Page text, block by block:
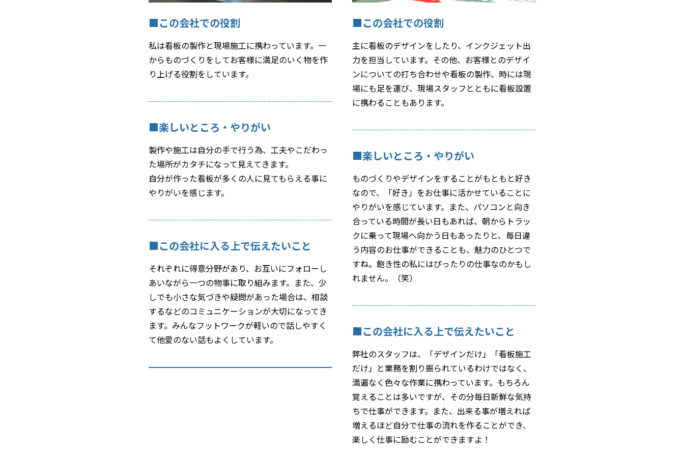
■この会社での役割
私は看板の製作と現場施工に携わっています。一
からものづくりをしてお客様に満足のいく物を作
り上げる役割をしています。
■楽しいところ・やりがい
製作や施工は自分の手で行う為、工夫やこだわっ
た場所がカタチになって見えてきます。
自分が作った看板が多くの人に見てもらえる事に
やりがいを感じます。
■この会社に入る上で伝えたいこと
それぞれに得意分野があり、お互いにフォローし
あいながら一つの物事に取り組みます。また、少
しでも小さな気づきや疑問があった場合は、相談
するなどのコミュニケーションが大切になってき
ます。みんなフットワークが軽いので話しやすく
て他愛のない話もよくしています。
■この会社での役割
主に看板のデザインをしたり、インクジェット出
力を担当しています。その他、お客様とのデザイ
ンについての打ち合わせや看板の製作、時には現
場にも足を運び、現場スタッフとともに看板設置
に携わることもあります。
■楽しいところ・やりがい
ものづくりやデザインをすることがもともと好き
なので、「好き」をお仕事に活かせていることに
やりがいを感じています。また、パソコンと向き
合っている時間が長い日もあれば、朝からトラッ
クに乗って現場へ向かう日もあったりと、毎日違
う内容のお仕事ができることも、魅力のひとつで
すね。飽き性の私にはぴったりの仕事なのかもし
れません。（笑）
■この会社に入る上で伝えたいこと
弊社のスタッフは、「デザインだけ」「看板施工
だけ」と業務を割り振られているわけではなく、
満遍なく色々な作業に携わっています。もちろん
覚えることは多いですが、その分毎日新鮮な気持
ちで仕事ができます。また、出来る事が増えれば
増えるほど自分で仕事の流れを作ることができ、
楽しく仕事に励むことができますよ！